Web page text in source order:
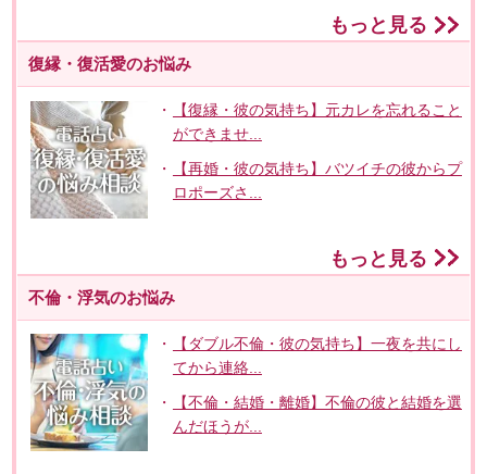
もっと見る
復縁・復活愛のお悩み
【復縁・彼の気持ち】元カレを忘れること
ができませ...
【再婚・彼の気持ち】バツイチの彼からプ
ロポーズさ...
もっと見る
不倫・浮気のお悩み
【ダブル不倫・彼の気持ち】一夜を共にし
てから連絡...
【不倫・結婚・離婚】不倫の彼と結婚を選
んだほうが...